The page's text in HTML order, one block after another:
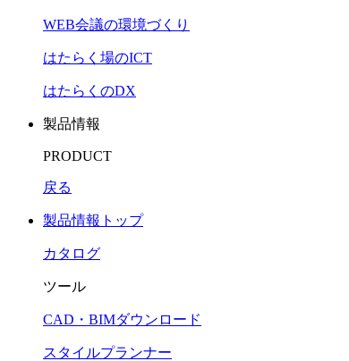
WEB会議の環境づくり
はたらく場のICT
はたらくのDX
製品情報
PRODUCT
戻る
製品情報トップ
カタログ
ツール
CAD・BIMダウンロード
スタイルプランナー